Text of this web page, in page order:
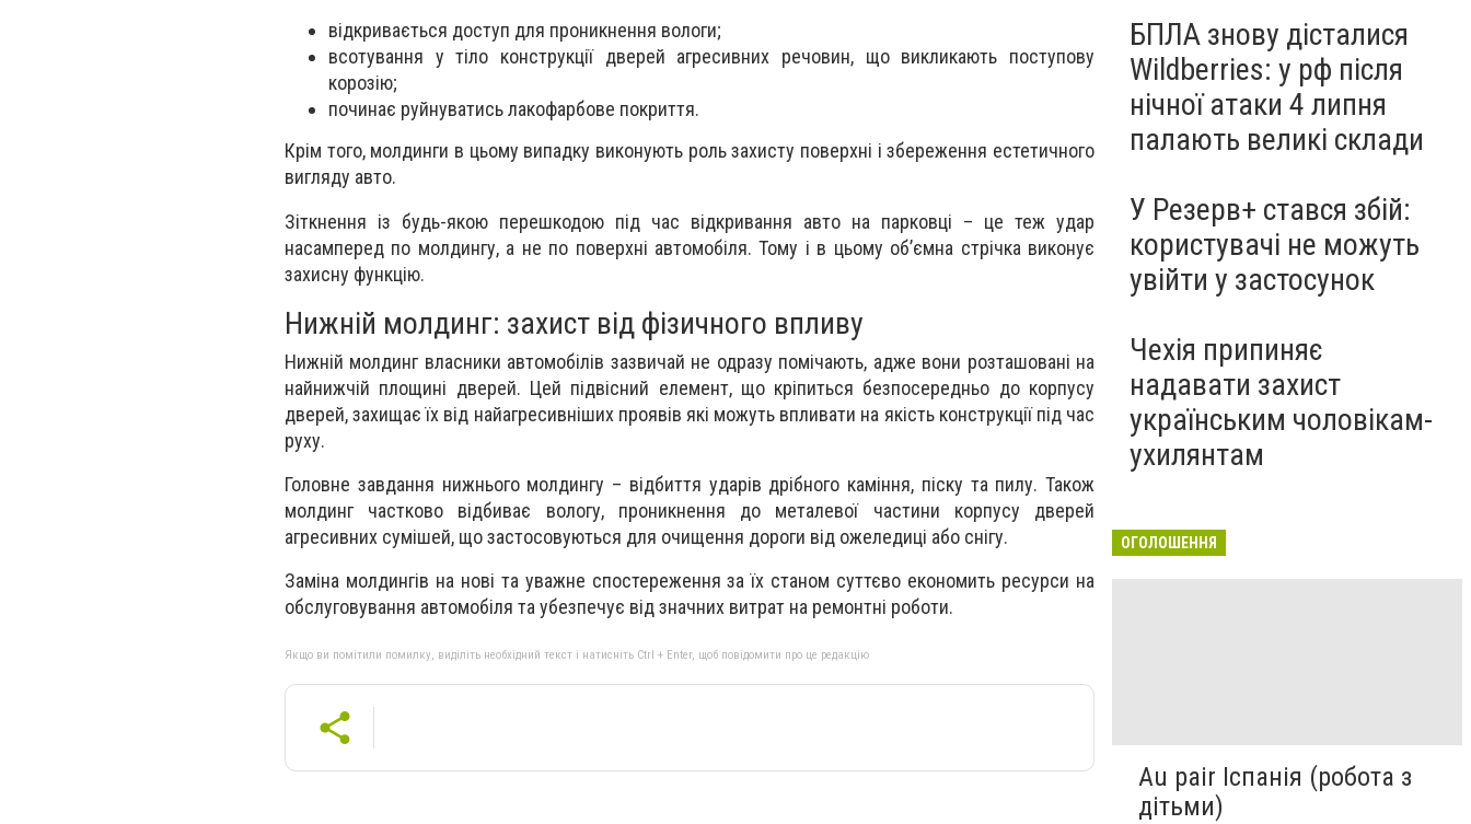
відкривається доступ для проникнення вологи;
всотування у тіло конструкції дверей агресивних речовин, що викликають поступову
корозію;
починає руйнуватись лакофарбове покриття.
Крім того, молдинги в цьому випадку виконують роль захисту поверхні і збереження естетичного
вигляду авто.
Зіткнення із будь-якою перешкодою під час відкривання авто на парковці – це теж удар
насамперед по молдингу, а не по поверхні автомобіля. Тому і в цьому об’ємна стрічка виконує
захисну функцію.
Нижній молдинг: захист від фізичного впливу
Нижній молдинг власники автомобілів зазвичай не одразу помічають, адже вони розташовані на
найнижчій площині дверей. Цей підвісний елемент, що кріпиться безпосередньо до корпусу
дверей, захищає їх від найагресивніших проявів які можуть впливати на якість конструкції під час
руху.
Головне завдання нижнього молдингу – відбиття ударів дрібного каміння, піску та пилу. Також
молдинг частково відбиває вологу, проникнення до металевої частини корпусу дверей
агресивних сумішей, що застосовуються для очищення дороги від ожеледиці або снігу.
Заміна молдингів на нові та уважне спостереження за їх станом суттєво економить ресурси на
обслуговування автомобіля та убезпечує від значних витрат на ремонтні роботи.
Якщо ви помітили помилку, виділіть необхідний текст і натисніть Ctrl + Enter, щоб повідомити про це редакцію
БПЛА знову дісталися
Wildberries: у рф після
нічної атаки 4 липня
палають великі склади
У Резерв+ стався збій:
користувачі не можуть
увійти у застосунок
Чехія припиняє
надавати захист
українським чоловікам-
ухилянтам
ОГОЛОШЕННЯ
Au pair Іспанія (робота з
дітьми)